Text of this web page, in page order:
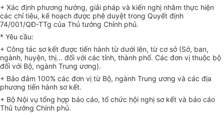
+ Xác định phương hướng, giải pháp và kiến nghị nhằm thực hiện
các chỉ tiêu, kế hoạch được phê duyệt trong Quyết định
74/001/QĐ-TTg của Thủ tướng Chính phủ.
* Yêu cầu:
+ Công tác sơ kết được tiến hành từ dưới lên, từ cơ sở (Sở, ban,
ngành, huyện, thị... đối với các tỉnh, thành phố. Các đơn vị thuộc bộ
đối với Bộ, ngành Trung ương).
+ Bảo đảm 100% các đơn vị từ Bộ, ngành Trung ương và các địa
phương tiến hành sơ kết.
+ Bộ Nội vụ tổng hợp báo cáo, tổ chức hội nghị sơ kết và báo cáo
Thủ tướng Chính phủ.